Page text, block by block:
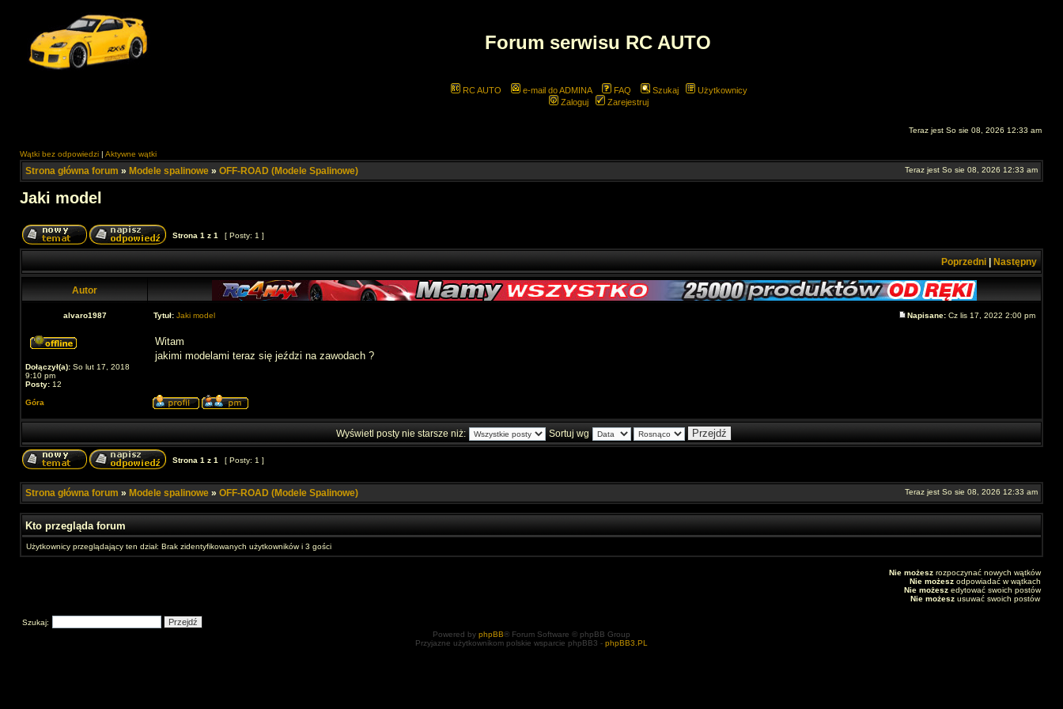
Forum serwisu RC AUTO
RC AUTO e-mail do ADMINA FAQ Szukaj
Użytkownicy
Zaloguj
Zarejestruj
Teraz jest So sie 08, 2026 12:33 am
Wątki bez odpowiedzi | Aktywne wątki
Strona główna forum » Modele spalinowe » OFF-ROAD (Modele Spalinowe) Teraz jest So sie 08, 2026 12:33 am
Jaki model
Strona 1 z 1 [ Posty: 1 ]
Poprzedni Następny
Autor
alvaro1987 Tytuł: Jaki model Napisane: Cz lis 17, 2022 2:00 pm
Dołączył(a): So lut 17, 2018
9:10 pm
Posty: 12
Witam
jakimi modelami teraz się jeździ na zawodach ?
Góra
Wyświetl posty nie starsze niż: Sortuj wg
Strona 1 z 1 [ Posty: 1 ]
Strona główna forum » Modele spalinowe » OFF-ROAD (Modele Spalinowe) Teraz jest So sie 08, 2026 12:33 am
Kto przegląda forum
Użytkownicy przeglądający ten dział: Brak zidentyfikowanych użytkowników i 3 gości
Nie możesz rozpoczynać nowych wątków
Nie możesz odpowiadać w wątkach
Nie możesz edytować swoich postów
Nie możesz usuwać swoich postów
Szukaj:
Powered by phpBB® Forum Software © phpBB Group
Przyjazne użytkownikom polskie wsparcie phpBB3 - phpBB3.PL